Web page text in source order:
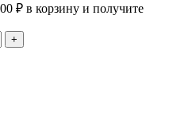
₽ в корзину и получите